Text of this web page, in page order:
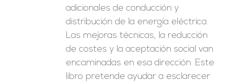
adicionales de conducción y
distribución de la energía eléctrica.
Las mejoras técnicas, la reducción
de costes y la aceptación social van
encaminadas en esa dirección. Este
libro pretende ayudar a esclarecer